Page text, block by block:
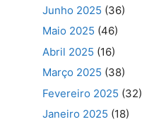
Junho 2025 (36)
Maio 2025 (46)
Abril 2025 (16)
Março 2025 (38)
Fevereiro 2025 (32)
Janeiro 2025 (18)